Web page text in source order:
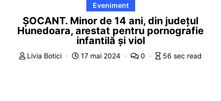
Eveniment
ȘOCANT. Minor de 14 ani, din județul
Hunedoara, arestat pentru pornografie
infantilă și viol
Livia Botici 17 mai 2024 0 56 sec read